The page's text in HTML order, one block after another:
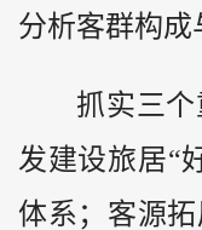
分析客群构成
抓实三
发建设旅居“
体系；客源